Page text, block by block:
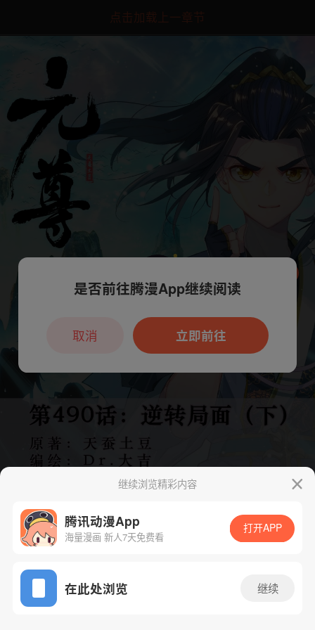
点击加载上一章节
App免费看
继续浏览精彩内容
腾讯动漫App
海量漫画 新人7天免费看
打开APP
在此处浏览 继续
本章节仅支持App阅读，可打开App新用
户7天免费看
是否前往腾漫App继续阅读
立即前往
取消